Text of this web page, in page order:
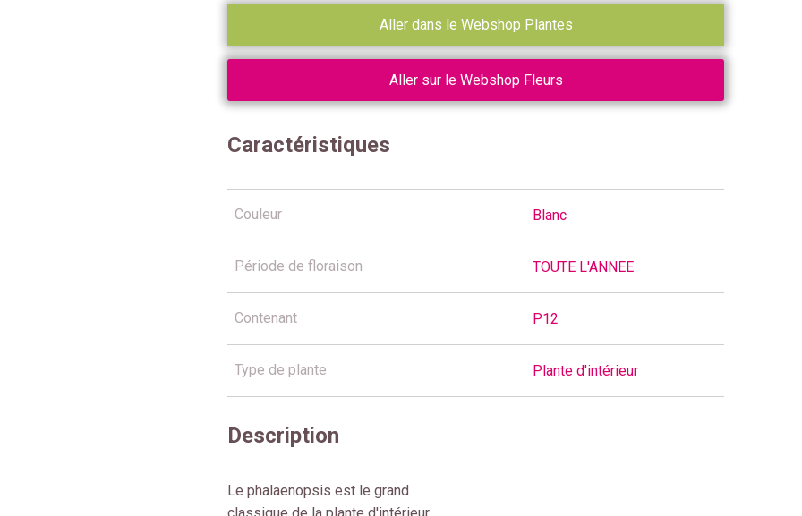
Aller dans le Webshop Plantes
Aller sur le Webshop Fleurs
Caractéristiques
Couleur Blanc
Période de floraison TOUTE L'ANNEE
Contenant P12
Type de plante Plante d'intérieur
Description
Le phalaenopsis est le grand